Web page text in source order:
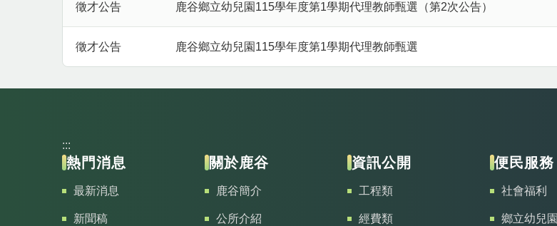
徵才公告 鹿谷鄉立幼兒園115學年度第1學期代理教師甄選（第2次公告）
徵才公告 鹿谷鄉立幼兒園115學年度第1學期代理教師甄選
:::
熱門消息
最新消息
新聞稿
關於鹿谷
鹿谷簡介
公所介紹
資訊公開
工程類
經費類
便民服務
社會福利
鄉立幼兒園